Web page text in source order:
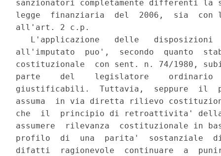
sanzionatori completamente differenti
legge  finanziaria  del  2006,  sia
all'art. 2 c.p.
L'applicazione   delle   disposizioni
all'imputato  puo',  secondo  quanto
costituzionale  con sent. n. 74/1980,
parte    del    legislatore    ordinario
giustificabili.  Tuttavia,  seppure  il
assuma  in via diretta rilievo
che  il  principio di retroattivita' della
assumere  rilevanza  costituzionale in
profilo  di  una  parita'  sostanziale  di
difatti  ragionevole  continuare  a